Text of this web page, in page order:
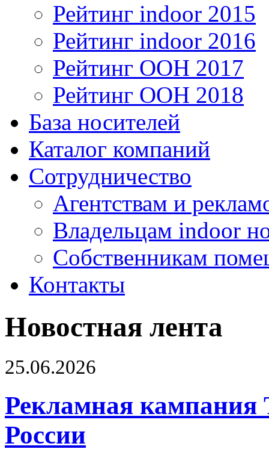
Рейтинг indoor 2015
Рейтинг indoor 2016
Рейтинг OOH 2017
Рейтинг OOH 2018
База носителей
Каталог компаний
Сотрудничество
Агентствам и
Владельцам indoor
Собственникам
Контакты
Новостная лента
25.06.2026
Рекламная кампания
России